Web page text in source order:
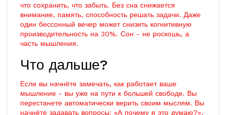
что сохранить, что забыть. Без сна снижается
внимание, память, способность решать задачи. Даже
один бессонный вечер может снизить когнитивную
производительность на 30%. Сон - не роскошь, а
часть мышления.
Что дальше?
Если вы начнёте замечать, как работает ваше
мышление - вы уже на пути к большей свободе. Вы
перестанете автоматически верить своим мыслям. Вы
начнёте задавать вопросы: «А почему я это думаю?»,